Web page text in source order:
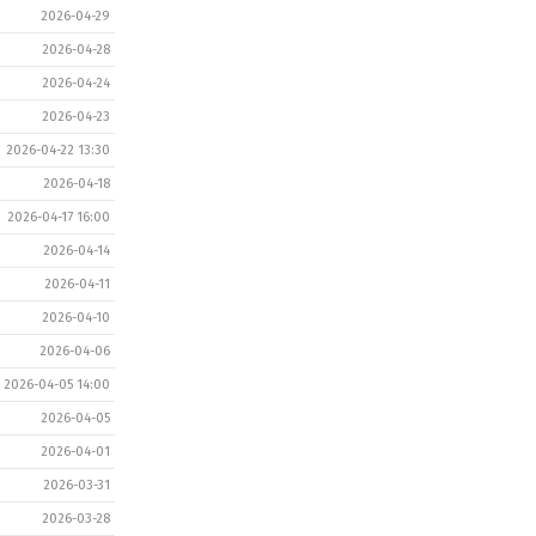
2026-04-29
2026-04-28
2026-04-24
2026-04-23
2026-04-22 13:30
2026-04-18
2026-04-17 16:00
2026-04-14
2026-04-11
2026-04-10
2026-04-06
2026-04-05 14:00
2026-04-05
2026-04-01
2026-03-31
2026-03-28